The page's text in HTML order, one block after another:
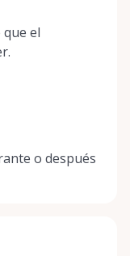
our part to
el
o después